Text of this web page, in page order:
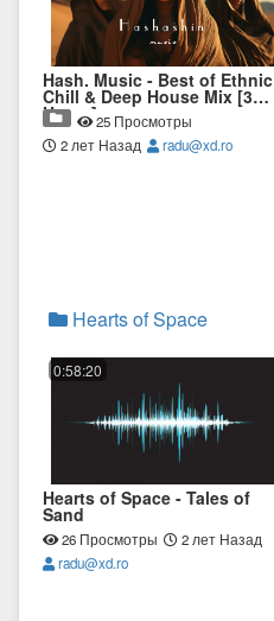
Hash. Music - Best of Ethnic
Chill & Deep House Mix [3
Hours]25 Просмотры
2 лет Назад
radu@xd.ro
Hearts of Space
0:58:20
Hearts of Space - Tales of
Sand
26 Просмотры
2 лет Назад
radu@xd.ro